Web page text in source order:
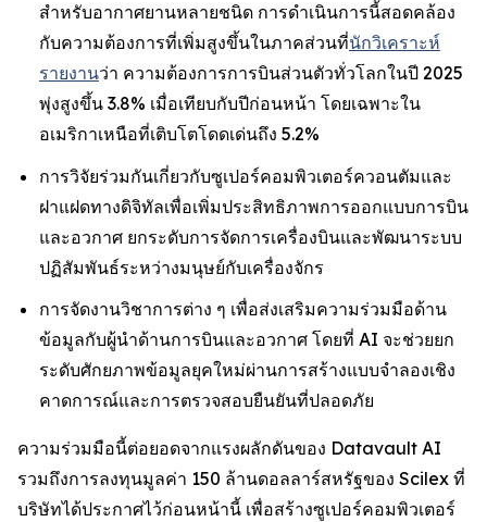
สำหรับอากาศยานหลายชนิด การดำเนินการนี้สอดคล้อง
กับความต้องการที่เพิ่มสูงขึ้นในภาคส่วนที่นักวิเคราะห์
รายงานว่า ความต้องการการบินส่วนตัวทั่วโลกในปี 2025
พุ่งสูงขึ้น 3.8% เมื่อเทียบกับปีก่อนหน้า โดยเฉพาะใน
อเมริกาเหนือที่เติบโตโดดเด่นถึง 5.2%
การวิจัยร่วมกันเกี่ยวกับซูเปอร์คอมพิวเตอร์ควอนตัมและ
ฝาแฝดทางดิจิทัลเพื่อเพิ่มประสิทธิภาพการออกแบบการบิน
และอวกาศ ยกระดับการจัดการเครื่องบินและพัฒนาระบบ
ปฏิสัมพันธ์ระหว่างมนุษย์กับเครื่องจักร
การจัดงานวิชาการต่าง ๆ เพื่อส่งเสริมความร่วมมือด้าน
ข้อมูลกับผู้นำด้านการบินและอวกาศ โดยที่ AI จะช่วยยก
ระดับศักยภาพข้อมูลยุคใหม่ผ่านการสร้างแบบจำลองเชิง
คาดการณ์และการตรวจสอบยืนยันที่ปลอดภัย
ความร่วมมือนี้ต่อยอดจากแรงผลักดันของ Datavault AI
รวมถึงการลงทุนมูลค่า 150 ล้านดอลลาร์สหรัฐของ Scilex ที่
บริษัทได้ประกาศไว้ก่อนหน้านี้ เพื่อสร้างซูเปอร์คอมพิวเตอร์